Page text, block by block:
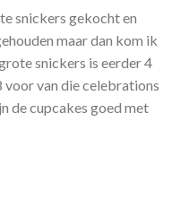
snickers gekocht en
maar dan kom ik
snickers is eerder 4
voor van die celebrations
de cupcakes goed met